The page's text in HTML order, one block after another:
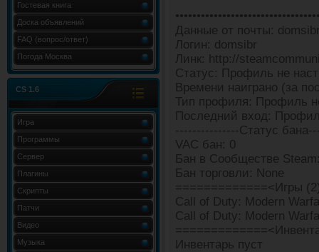
Гостевая книга
Доска объявлений
FAQ (вопрос/ответ)
Погода Москва
CS 1.6
Игра
Программы
Сервер
Плагины
Скрипты
Патчи
Видео
Музыка
Данные от почты:
Логин: domsibr
Линк: http://
Статус: Профиль не
Времени наиграно (за
Тип профиля: Профиль
Последний вход:
---------------Статус
VAC бан: 0
Бан в Сообществе
Бан торговли: None
=============<Игры
Call of Duty: Modern
Call of Duty: Modern
Инвентарь пуст